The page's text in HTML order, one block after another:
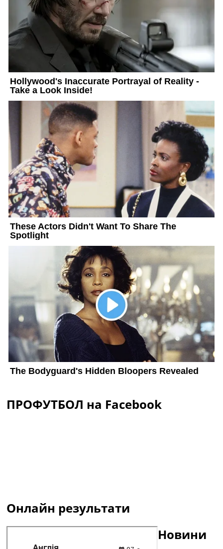
ПРОФУТБОЛ на Facebook
Онлайн результати
Новини